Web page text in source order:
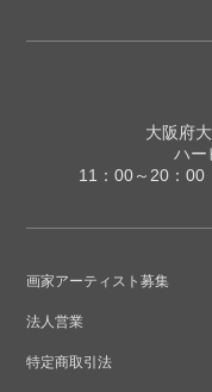
大阪府
ハー
11：00～20：00
画家アーティスト募集
法人営業
特定商取引法